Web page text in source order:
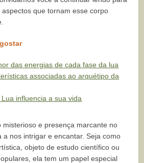
que tornam esse corpo
das energias de cada fase da lua
associadas ao arquétipo da
influencia a sua vida
misterioso e presença marcante no
a nos intrigar e encantar. Seja como
objeto de estudo científico ou
ela tem um papel especial